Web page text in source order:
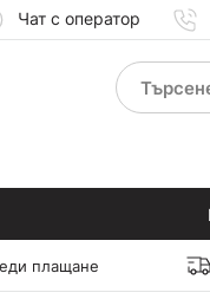
Чат с оператор
плащане